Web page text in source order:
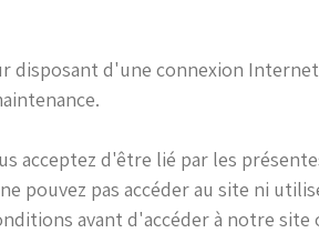
disposant d'une connexion
acceptez d'être lié par les
pouvez pas accéder au site ni
avant d'accéder à notre